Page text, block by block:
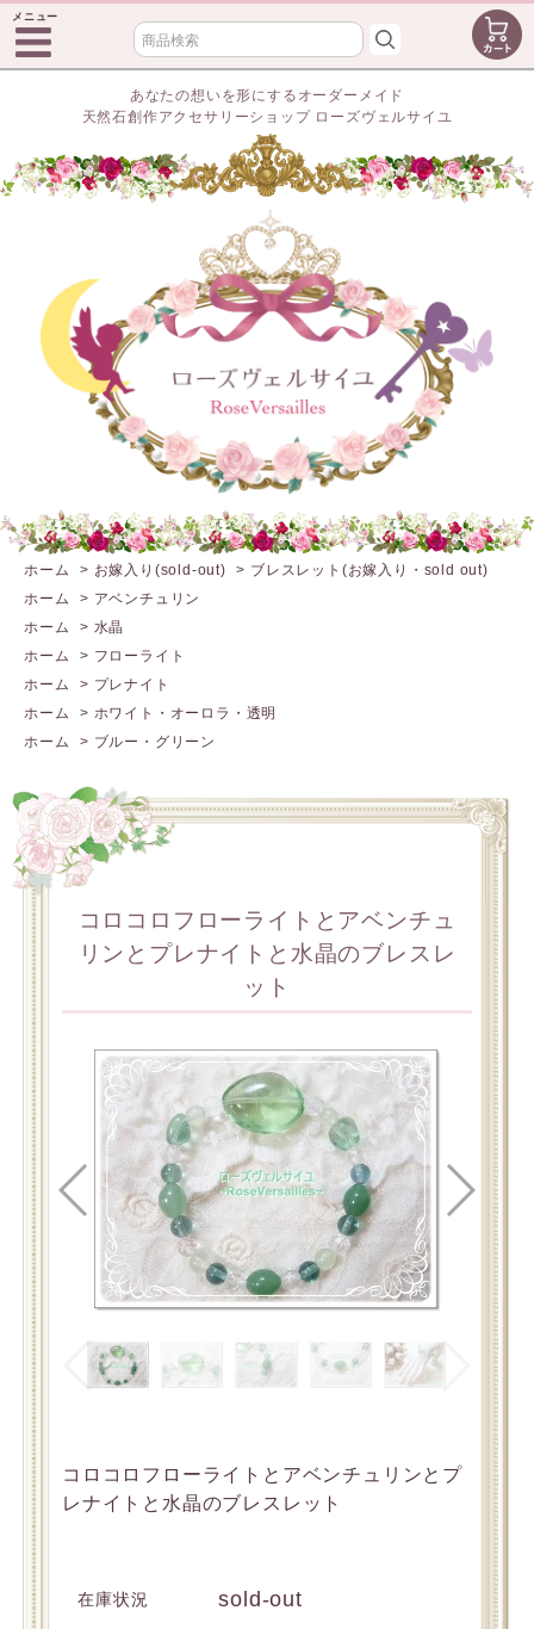
メニュー
あなたの想いを形にするオーダーメイド
天然石創作アクセサリーショップ ローズヴェルサイユ
ホーム > お嫁入り(sold-out) > ブレスレット(お嫁入り・sold out)
ホーム
> アベンチュリン
ホーム
> 水晶
ホーム
> フローライト
ホーム
> プレナイト
ホーム
> ホワイト・オーロラ・透明
ホーム
> ブルー・グリーン
コロコロフローライトとアベンチュ
リンとプレナイトと水晶のブレスレ
ット
コロコロフローライトとアベンチュリンとプ
レナイトと水晶のブレスレット
在庫状況 sold-out